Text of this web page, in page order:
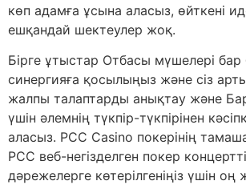
көп адамға ұсына аласыз, өйткені
ешқандай шектеулер жоқ.
Бірге ұтыстар Отбасы мүшелері бар
синергияға қосылыңыз және сіз
жалпы талаптарды анықтау және
үшін әлемнің түкпір-түкпірінен
аласыз. PCC Casino покерінің
PCC веб-негізделген покер
дәрежелерге көтерілгеніңіз үшін оң